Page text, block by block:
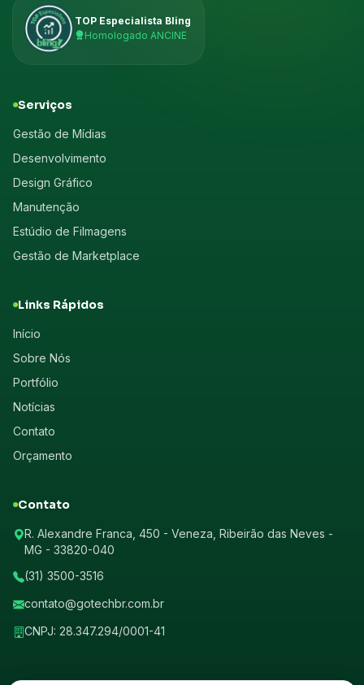
TOP Especialista Bling
Homologado ANCINE
Serviços
Gestão de Mídias
Desenvolvimento
Design Gráfico
Manutenção
Estúdio de Filmagens
Gestão de Marketplace
Links Rápidos
Início
Sobre Nós
Portfólio
Notícias
Contato
Orçamento
Contato
R. Alexandre Franca, 450 - Veneza, Ribeirão das Neves -
MG - 33820-040
(31) 3500-3516
contato@gotechbr.com.br
CNPJ: 28.347.294/0001-41